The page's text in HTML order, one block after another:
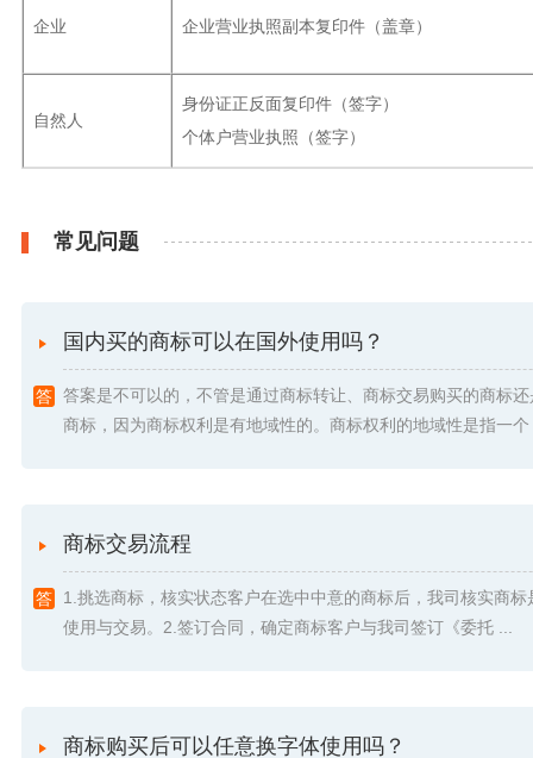
企业 企业营业执照副本复印件（盖章）
自然人
身份证正反面复印件（签字）
个体户营业执照（签字）
常见问题
国内买的商标可以在国外使用吗？
答案是不可以的，不管是通过商标转让、商标交易购买的商标
商标，因为商标权利是有地域性的。商标权利的地域性是指一
商标交易流程
1.挑选商标，核实状态客户在选中中意的商标后，我司核实商标
使用与交易。2.签订合同，确定商标客户与我司签订《委托 ...
商标购买后可以任意换字体使用吗？